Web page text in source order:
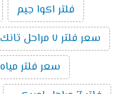
فلتر اكوا جيم
سعر فلتر ٧ مراحل تانك
سعر فلتر مياه 7 مراحل امريكي